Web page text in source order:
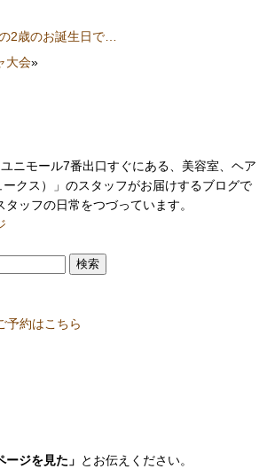
2歳のお誕生日で…
大会»
ニモール7番出口すぐにある、美容室、ヘア
クス）」のスタッフがお届けするブログで
ッフの日常をつづっています。
予約はこちら
ージを見た」 とお伝えください。